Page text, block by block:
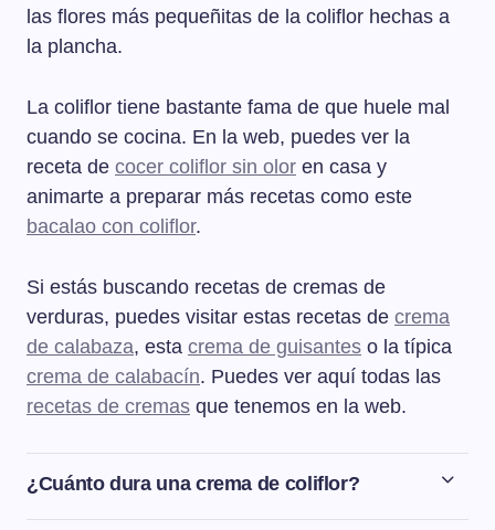
las flores más pequeñitas de la coliflor hechas a
la plancha.
La coliflor tiene bastante fama de que huele mal
cuando se cocina. En la web, puedes ver la
receta de cocer coliflor sin olor en casa y
animarte a preparar más recetas como este
bacalao con coliflor.
Si estás buscando recetas de cremas de
verduras, puedes visitar estas recetas de crema
de calabaza, esta crema de guisantes o la típica
crema de calabacín. Puedes ver aquí todas las
recetas de cremas que tenemos en la web.
¿Cuánto dura una crema de coliflor?
Una crema de coliflor aguanta en la nevera, dentro de